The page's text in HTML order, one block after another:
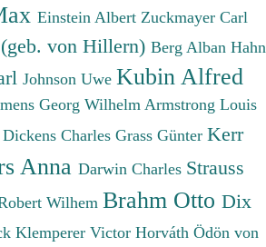
Einstein Albert Zuckmayer Carl
von Hillern) Berg Alban Hahn
Johnson Uwe Kubin Alfred
Georg Wilhelm Armstrong Louis
Dickens Charles Grass Günter Kerr
Anna Darwin Charles Strauss
Wilhem Brahm Otto Dix
Klemperer Victor Horváth Ödön von